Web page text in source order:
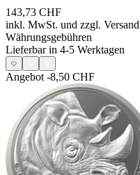
143,73 CHF
inkl. MwSt. und zzgl.
Währungsgebühren
Lieferbar in 4-5 Werktagen
Angebot -8,50 CHF